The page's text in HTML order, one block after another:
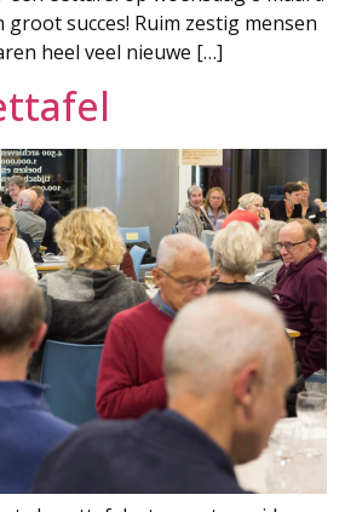
groot succes! Ruim zestig mensen
heel veel nieuwe […]